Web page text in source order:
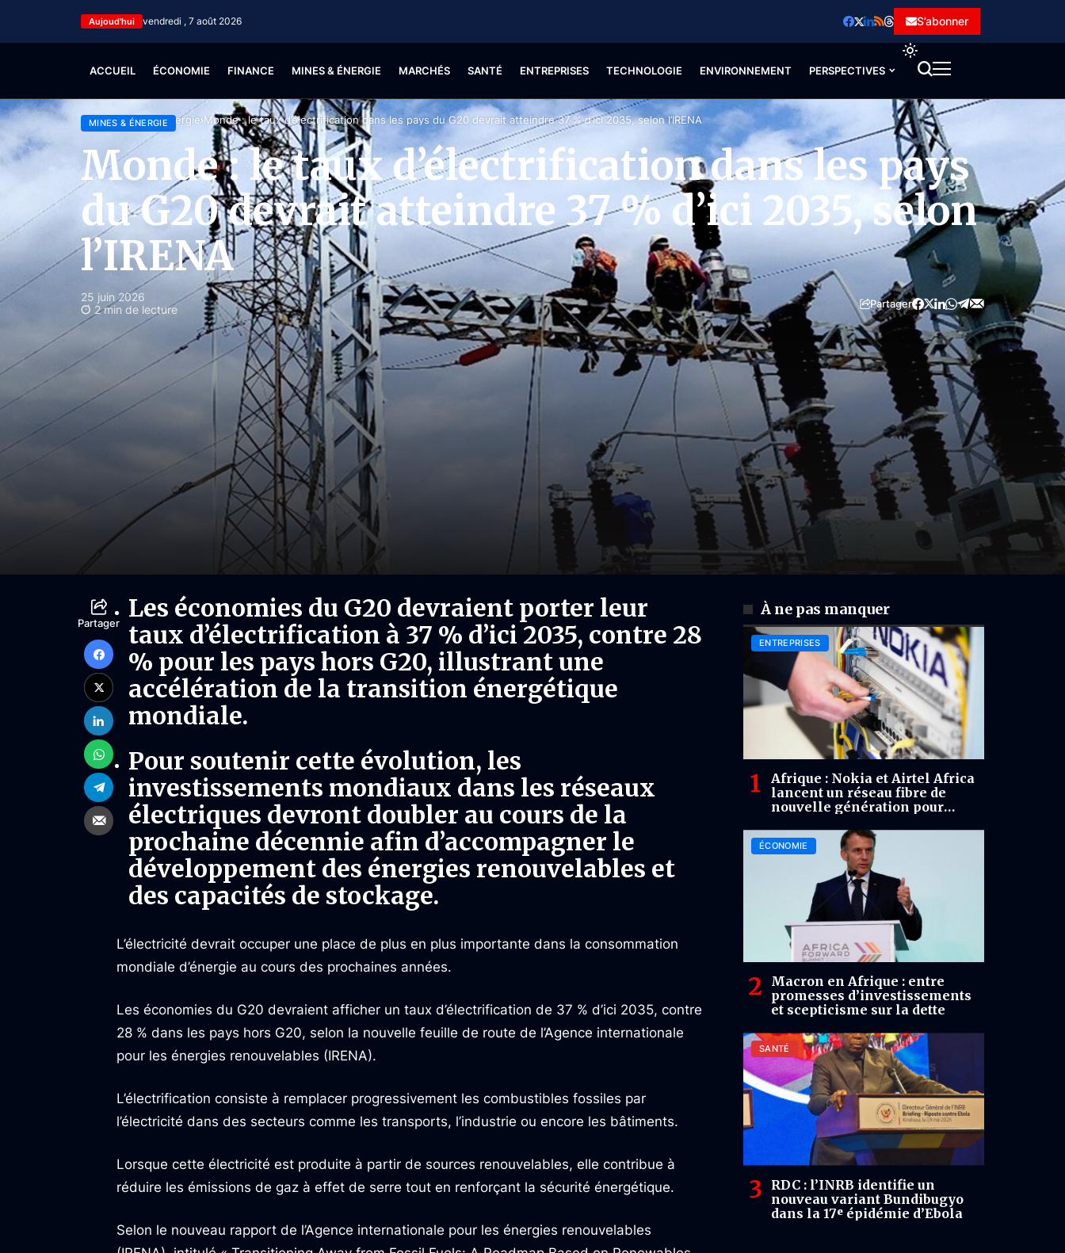
Aujoud'hui vendredi , 7 août 2026 S’abonner
ACCUEIL ÉCONOMIE FINANCE MINES & ÉNERGIE MARCHÉS SANTÉ ENTREPRISES TECHNOLOGIE ENVIRONNEMENT PERSPECTIVES
Accueil Mines & Énergie Monde : le taux d’électrification dans les pays du G20 devrait atteindre 37 % d’ici 2035, selon l’IRENA
MINES & ÉNERGIE
Monde : le taux d’électrification dans les pays
du G20 devrait atteindre 37 % d’ici 2035, selon
l’IRENA
25 juin 2026
2 min de lecture
Partager
Partager
Les économies du G20 devraient porter leur
taux d’électrification à 37 % d’ici 2035, contre 28
% pour les pays hors G20, illustrant une
accélération de la transition énergétique
mondiale.
Pour soutenir cette évolution, les
investissements mondiaux dans les réseaux
électriques devront doubler au cours de la
prochaine décennie afin d’accompagner le
développement des énergies renouvelables et
des capacités de stockage.
L’électricité devrait occuper une place de plus en plus importante dans la consommation
mondiale d’énergie au cours des prochaines années.
Les économies du G20 devraient afficher un taux d’électrification de 37 % d’ici 2035, contre
28 % dans les pays hors G20, selon la nouvelle feuille de route de l’Agence internationale
pour les énergies renouvelables (IRENA).
L’électrification consiste à remplacer progressivement les combustibles fossiles par
l’électricité dans des secteurs comme les transports, l’industrie ou encore les bâtiments.
Lorsque cette électricité est produite à partir de sources renouvelables, elle contribue à
réduire les émissions de gaz à effet de serre tout en renforçant la sécurité énergétique.
Selon le nouveau rapport de l’Agence internationale pour les énergies renouvelables
À ne pas manquer
ENTREPRISES
Afrique : Nokia et Airtel Africa
lancent un réseau fibre de
nouvelle génération pour
continentale
ÉCONOMIE
Macron en Afrique : entre
promesses d’investissements
et scepticisme sur la dette
SANTÉ
RDC : l’INRB identifie un
nouveau variant Bundibugyo
dans la 17ᵉ épidémie d’Ebola